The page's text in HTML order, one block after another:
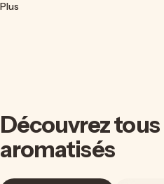
Plus
Découvreztous
aromatisés